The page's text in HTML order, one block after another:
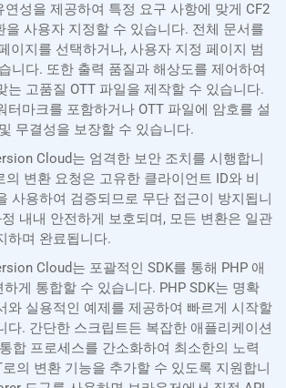
연성을 제공하여 특정 요구 사항에 맞게 CF2
을 사용자 지정할 수 있습니다. 전체 문서를
이지를 선택하거나, 사용자 지정 페이지 범
니다. 또한 출력 품질과 해상도를 제어하여
는 고품질 OTT 파일을 제작할 수 있습니다.
터마크를 포함하거나 OTT 파일에 암호를 설
무결성을 보장할 수 있습니다.
Cloud는 엄격한 보안 조치를 시행합니
의 변환 요청은 고유한 클라이언트 ID와 비
사용하여 검증되므로 무단 접근이 방지됩니
내내 안전하게 보호되며, 모든 변환은 일관
하며 완료됩니다.
Cloud는 포괄적인 SDK를 통해 PHP 애
게 통합할 수 있습니다. PHP SDK는 명확
와 실용적인 예제를 제공하여 빠르게 시작할
다. 간단한 스크립트든 복잡한 애플리케이션
합 프로세스를 간소화하여 최소한의 노력
로의 변환 기능을 추가할 수 있도록 지원합니